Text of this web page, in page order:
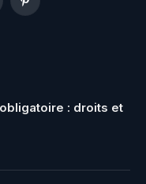
Pinterest
: droits et